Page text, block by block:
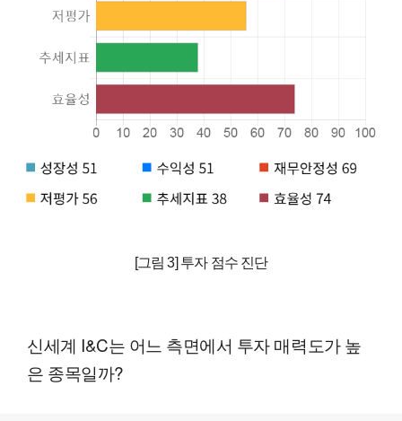
[그림 3] 투자 점수 진단
신세계 I&C는 어느 측면에서 투자 매력도가 높
은 종목일까?